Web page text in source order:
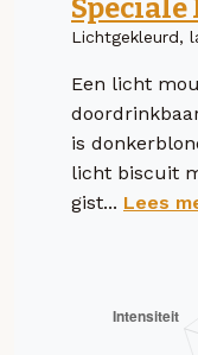
Speciale
Lichtgekleurd,
Een licht
is
licht biscuit
gist... Lees